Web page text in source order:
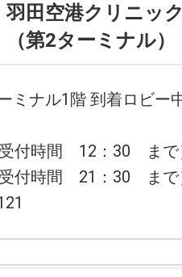
羽田空港クリニッ
（第2ターミナル）
ミナル1階 到着ロビー
受付時間 12：30 まで
受付時間 21：30 まで